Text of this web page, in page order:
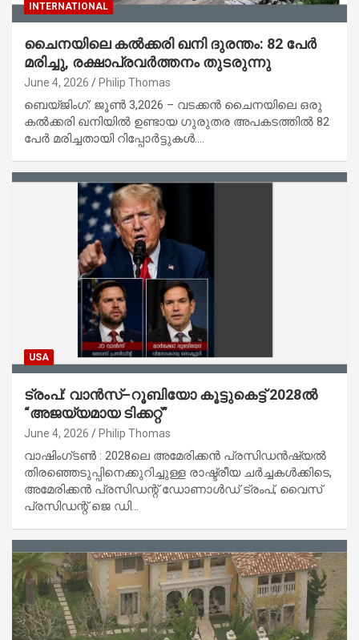
INTERNATIONAL
ചൈനയിലെ കൽക്കരി ഖനി ദുരന്തം: 82 പേർ
മരിച്ചു, രക്ഷാപ്രവർത്തനം തുടരുന്നു
June 4, 2026 Philip Thomas
ബെയ്ജിംഗ്: ജൂൺ 3,2026 – വടക്കൻ ചൈനയിലെ ഒരു
കൽക്കരി ഖനിയിൽ ഉണ്ടായ ഗുരുതര അപകടത്തിൽ 82
പേർ മരിച്ചതായി റിപ്പോർട്ടുകൾ.…
USA
ട്രംപ്: വാൻസ്–റൂബിയോ കൂട്ടുകെട്ട് 2028ൽ
“അജയ്യമായ ടിക്കറ്റ്”
June 4, 2026 Philip Thomas
വാഷിംഗ്ടൺ : 2028ലെ അമേരിക്കൻ പ്രസിഡൻഷ്യൽ
തിരഞ്ഞെടുപ്പിനെക്കുറിച്ചുള്ള രാഷ്ട്രീയ ചർച്ചകൾക്കിടെ,
അമേരിക്കൻ പ്രസിഡന്റ് ഡോണാൾഡ്‌ ട്രംപ്, വൈസ്
പ്രസിഡന്റ് ജെ ഡി…